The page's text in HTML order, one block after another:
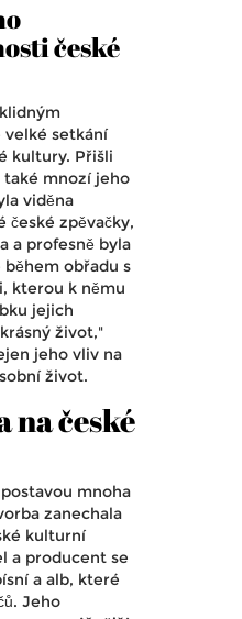
české
velké setkání
kultury. Přišli
mnozí jeho
viděna
české zpěvačky,
a profesně byla
obřadu s
kterou k němu
jejich
život,"
jeho vliv na
život.
na české
mnoha
zanechala
kulturní
a producent se
a alb, které
Jeho